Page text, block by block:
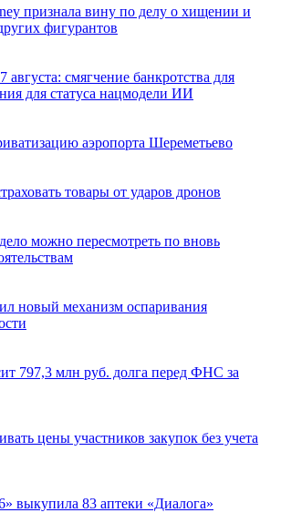
признала вину по делу о хищении и
фигурантов
августа: смягчение банкротства для
для статуса нацмодели ИИ
аэропорта Шереметьево
товары от ударов дронов
можно пересмотреть по вновь
новый механизм оспаривания
797,3 млн руб. долга перед ФНС за
цены участников закупок без учета
выкупила 83 аптеки «Диалога»